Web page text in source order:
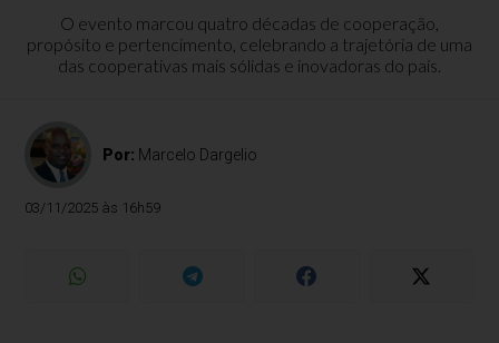
O evento marcou quatro décadas de cooperação,
propósito e pertencimento, celebrando a trajetória de uma
das cooperativas mais sólidas e inovadoras do país.
Por: Marcelo Dargelio
03/11/2025 às 16h59